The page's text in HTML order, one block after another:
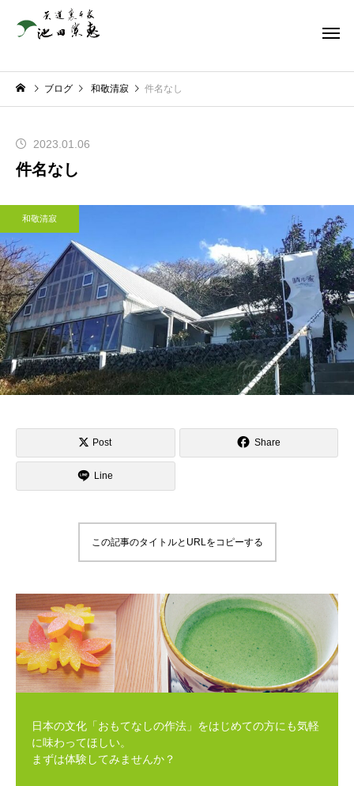
ブログ 和敬清寂 件名なし
2023.01.06
件名なし
和敬清寂
Post Share
Line
この記事のタイトルとURLをコピーする
日本の文化「おもてなしの作法」をはじめての方にも気軽
に味わってほしい。
まずは体験してみませんか？